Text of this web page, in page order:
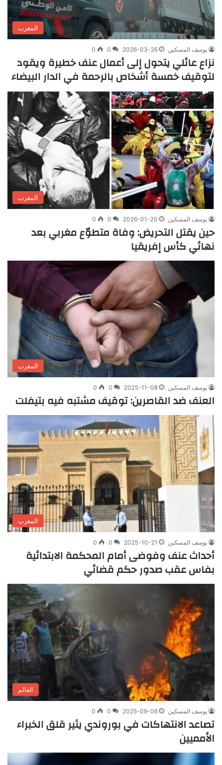
المغرب
يوسف المسكين 2026-03-26
0
0
نزاع عائلي يتحول إلى أعمال عنف خطيرة ويقود
لتوقيف خمسة أشخاص بالرحمة في الدار البيضاء
المغرب
يوسف المسكين 2026-01-20
0
0
حين يقتل التحريض: وفاة متطوّع مغربي بعد
نهائي كأس إفريقيا
المغرب
يوسف المسكين 2025-11-08
0
0
العنف ضد القاصرين: توقيف مشتبه فيه بتيفلت
المغرب
يوسف المسكين 2025-10-21
0
0
أحداث عنف وفوضى أمام المحكمة الابتدائية
بفاس عقب صدور حكم قضائي
العالم
يوسف المسكين 2025-09-06
0
0
تصاعد الانتهاكات في بوروندي يثير قلق الخبراء
الأمميين